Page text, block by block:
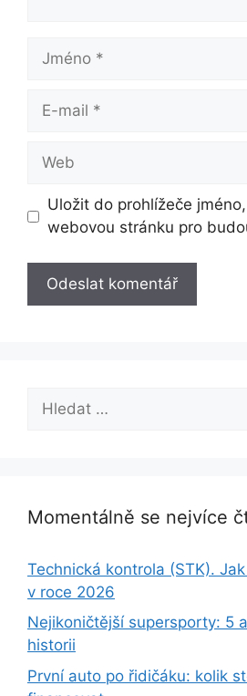
Jméno
Web
Uložit do prohlížeče
webovou stránku pro
Momentálně se nejvíce
Technická kontrola (STK).
v roce 2026
Nejikoničtější supersporty: 5
historii
První auto po řidičáku: kolik